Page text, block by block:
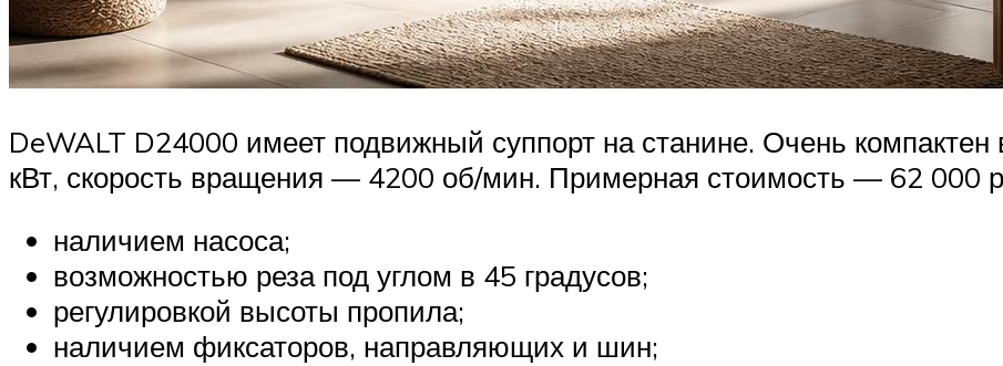
DeWALT D24000 имеет подвижный суппорт на станине. Очень
кВт, скорость вращения — 4200 об/мин. Примерная стоимость — 62 000
наличием насоса;
возможностью реза под углом в 45 градусов;
регулировкой высоты пропила;
наличием фиксаторов, направляющих и шин;